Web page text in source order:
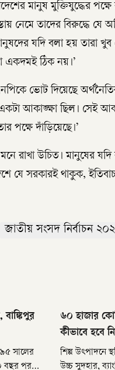
মানুষ মুক্তিযুদ্ধের পক্ষে
নেমে তাদের বিরুদ্ধে যে
যদি বলা হয় তারা খুব
একদমই ঠিক নয়।’
ভোট দিয়েছে
আকাঙ্ক্ষা ছিল। সেই
পক্ষে দাঁড়িয়েছে।’
রাখা উচিত। মানুষের যদি
যে সরকারই থাকুক,
জাতীয় সংসদ নির্বাচন
সালের
বছর পর
৬০ হাজার
কীভাবে হবে
শিল্প উৎপাদনে
উচ্চ সুদহার,